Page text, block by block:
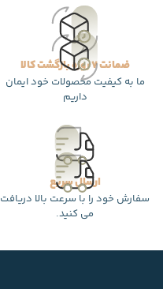
ضمانت 7 روزه بازگشت کالا
ما به کیفیت محصولات خود ایمان
داریم
ارسال سریع
سفارش خود را با سرعت بالا دریافت
می کنید.